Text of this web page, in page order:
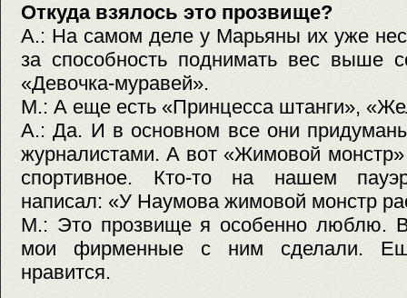
Откуда взялось это прозвище?
А.: На самом деле у Марьяны их уже
за способность поднимать вес выше
«Девочка-муравей».
М.: А еще есть «Принцесса штанги»,
А.: Да. И в основном все они
журналистами. А вот «Жимовой
спортивное. Кто-то на нашем
написал: «У Наумова жимовой монстр
М.: Это прозвище я особенно люблю.
мои фирменные с ним сделали.
нравится.